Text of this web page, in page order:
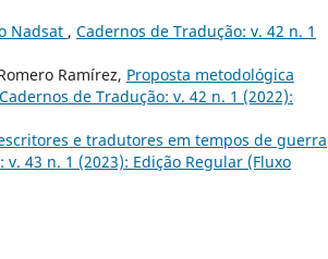
Nadsat , Cadernos de Tradução: v. 42 n. 1
Ramírez, Proposta metodológica
Cadernos de Tradução: v. 42 n. 1 (2022):
e tradutores em tempos de guerra
43 n. 1 (2023): Edição Regular (Fluxo